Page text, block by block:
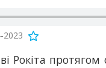
Рокіта